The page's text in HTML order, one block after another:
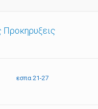
Προκηρυξεις